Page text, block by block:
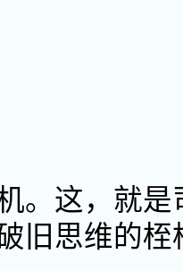
。这，就
旧思维的